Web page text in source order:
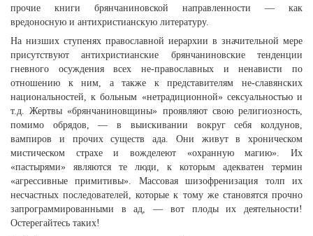
прочие книги брянчаниновской направленности — как
вредоносную и антихристианскую литературу.
На низших ступенях православной иерархии в значительной мере
присутствуют антихристианские брянчаниновские тенденции
гневного осуждения всех не-православных и ненависти по
отношению к ним, а также к представителям не-славянских
национальностей, к больным «нетрадиционной» сексуальностью и
т.д. Жертвы «брянчаниновщины» проявляют свою религиозность,
помимо обрядов, — в выискивании вокруг себя колдунов,
вампиров и прочих существ ада. Они живут в хроническом
мистическом страхе и вожделеют «охранную магию». Их
«пастырями» являются те люди, к которым адекватен термин
«агрессивные примитивы». Массовая шизофренизация толп их
несчастных последователей, которые к тому же становятся прочно
запрограммированными в ад, — вот плоды их деятельности!
Остерегайтесь таких!